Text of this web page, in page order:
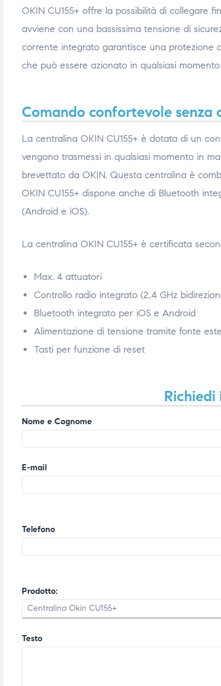
OKIN CU155+ offre la possibilità di collegare
avviene con una bassissima tensione di
corrente integrato garantisce una protezione
che può essere azionato in qualsiasi
Comando confortevole senza
La centralina OKIN CU155+ è dotata di un
vengono trasmessi in qualsiasi momento in
brevettato da OKIN. Questa centralina è
OKIN CU155+ dispone anche di Bluetooth
(Android e iOS).
La centralina OKIN CU155+ è certificata
Max. 4 attuatori
Controllo radio integrato (2,4 GHz
Bluetooth integrato per iOS e Android
Alimentazione di tensione tramite fonte
Tasti per funzione di reset
Nome e Cognome
E-mail
Telefono
Prodotto:
Testo